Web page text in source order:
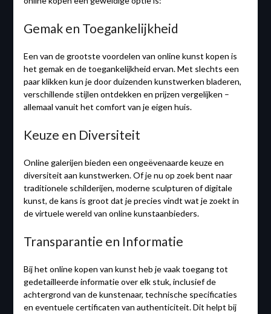
Gemak en Toegankelijkheid
Een van de grootste voordelen van online kunst kopen is
het gemak en de toegankelijkheid ervan. Met slechts een
paar klikken kun je door duizenden kunstwerken bladeren,
verschillende stijlen ontdekken en prijzen vergelijken –
allemaal vanuit het comfort van je eigen huis.
Keuze en Diversiteit
Online galerijen bieden een ongeëvenaarde keuze en
diversiteit aan kunstwerken. Of je nu op zoek bent naar
traditionele schilderijen, moderne sculpturen of digitale
kunst, de kans is groot dat je precies vindt wat je zoekt in
de virtuele wereld van online kunstaanbieders.
Transparantie en Informatie
Bij het online kopen van kunst heb je vaak toegang tot
gedetailleerde informatie over elk stuk, inclusief de
achtergrond van de kunstenaar, technische specificaties
en eventuele certificaten van authenticiteit. Dit helpt bij